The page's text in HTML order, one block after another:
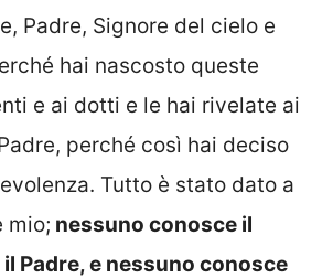
Padre, Signore del cielo e
hai nascosto queste
e ai dotti e le hai rivelate ai
perché così hai deciso
Tutto è stato dato a
mio; nessuno conosce il
Padre, e nessuno conosce